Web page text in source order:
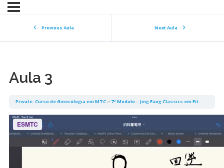
Previous Aula Next Aula
Aula 3
Private: Curso de Ginecologia em MTC 7ª Modulo – Jing Fang Classics em Fitoterapia